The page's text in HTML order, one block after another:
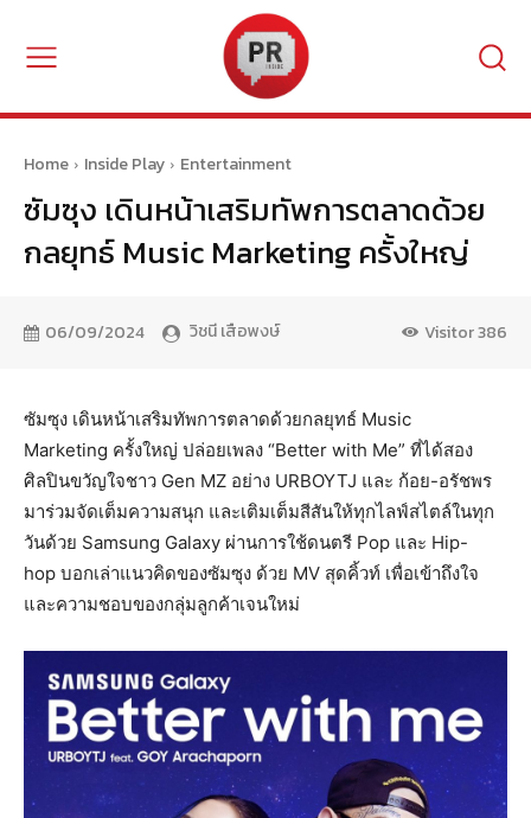
Home Inside Play Entertainment
ซัมซุง เดินหน้าเสริมทัพการตลาดด้วย
กลยุทธ์ Music Marketing ครั้งใหญ่
06/09/2024 วิชนี เสือพงษ์ Visitor386
ซัมซุง เดินหน้าเสริมทัพการตลาดด้วยกลยุทธ์ Music
Marketing ครั้งใหญ่ ปล่อยเพลง “Better with Me” ที่ได้สอง
ศิลปินขวัญใจชาว Gen MZ อย่าง URBOYTJ และ ก้อย-อรัชพร
มาร่วมจัดเต็มความสนุก และเติมเต็มสีสันให้ทุกไลฟ์สไตล์ในทุก
วันด้วย Samsung Galaxy ผ่านการใช้ดนตรี Pop และ Hip-
hop บอกเล่าแนวคิดของซัมซุง ด้วย MV สุดคิ้วท์ เพื่อเข้าถึงใจ
และความชอบของกลุ่มลูกค้าเจนใหม่